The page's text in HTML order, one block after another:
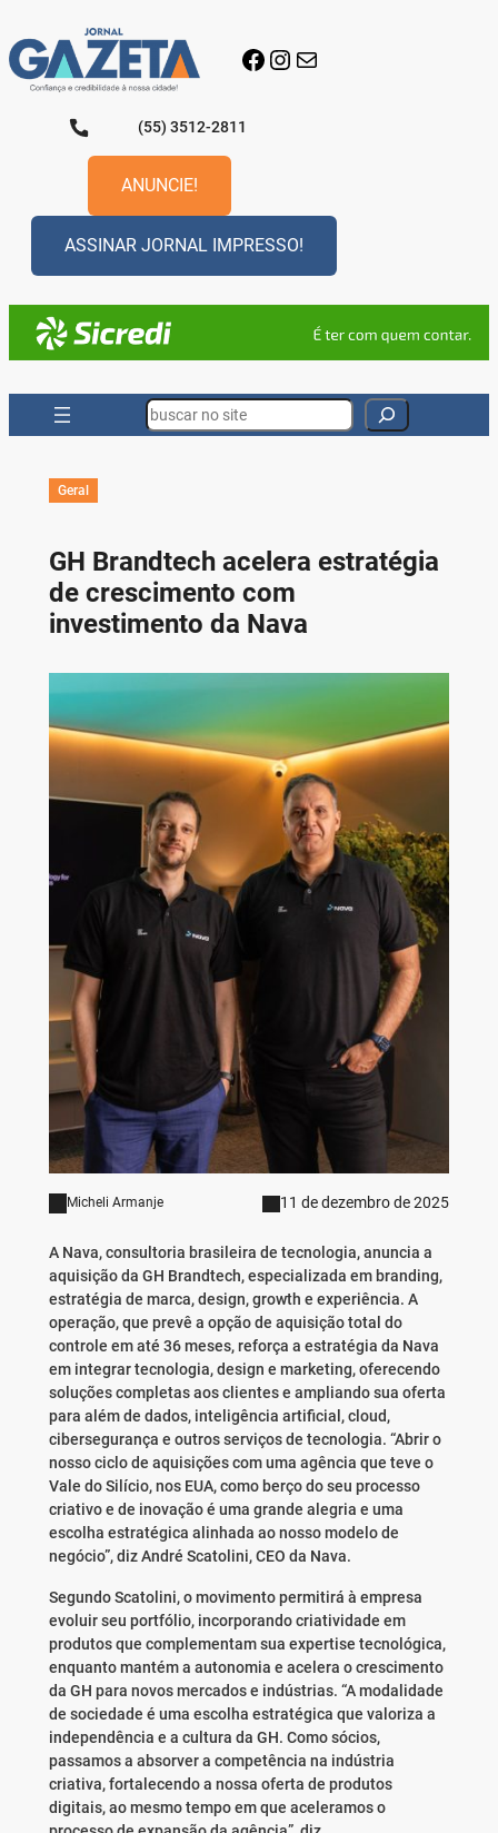
para
o
conteúdo
Facebook
Instagram
E-mail
(55) 3512-2811
ANUNCIE!
ASSINAR JORNAL IMPRESSO!
Search
Geral
GH Brandtech acelera estratégia
de crescimento com
investimento da Nava
Micheli Armanje 11 de dezembro de 2025
A Nava, consultoria brasileira de tecnologia, anuncia a
aquisição da GH Brandtech, especializada em branding,
estratégia de marca, design, growth e experiência. A
operação, que prevê a opção de aquisição total do
controle em até 36 meses, reforça a estratégia da Nava
em integrar tecnologia, design e marketing, oferecendo
soluções completas aos clientes e ampliando sua oferta
para além de dados, inteligência artificial, cloud,
cibersegurança e outros serviços de tecnologia. “Abrir o
nosso ciclo de aquisições com uma agência que teve o
Vale do Silício, nos EUA, como berço do seu processo
criativo e de inovação é uma grande alegria e uma
escolha estratégica alinhada ao nosso modelo de
negócio”, diz André Scatolini, CEO da Nava.
Segundo Scatolini, o movimento permitirá à empresa
evoluir seu portfólio, incorporando criatividade em
produtos que complementam sua expertise tecnológica,
enquanto mantém a autonomia e acelera o crescimento
da GH para novos mercados e indústrias. “A modalidade
de sociedade é uma escolha estratégica que valoriza a
independência e a cultura da GH. Como sócios,
passamos a absorver a competência na indústria
criativa, fortalecendo a nossa oferta de produtos
digitais, ao mesmo tempo em que aceleramos o